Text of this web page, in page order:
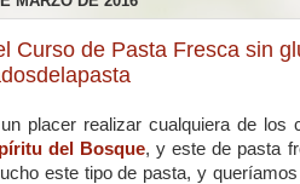
Curso de Pasta Fresca sin
placer realizar cualquiera de
del Bosque, y este de pasta
este tipo de pasta, y